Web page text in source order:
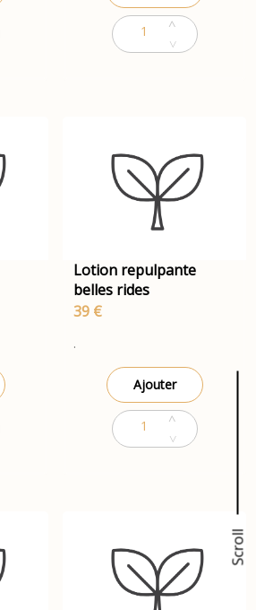
Scroll
Lotion repulpante
belles rides
39 €
.
Ajouter